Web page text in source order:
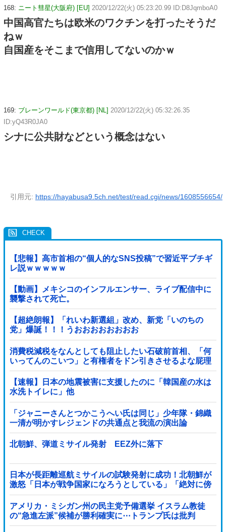
168: ニート彗星(大阪府) [EU] 2020/12/22(火) 05:23:20.99 ID:D8JqmboA0
中国高官たちは欧米のワクチンを打ったそうだ
ねｗ
自国産をそこまで信用してないのかｗ
169: ブレーンワールド(東京都) [NL] 2020/12/22(火) 05:32:26.35
ID:yQ43R0JA0
シナに公共財などという概念はない
引用元: https://hayabusa9.5ch.net/test/read.cgi/news/1608556654/
【悲報】高市首相の“個人的なSNS投稿”で習近平ブチギ
レ説ｗｗｗｗｗ
【動画】メキシコのインフルエンサー、ライブ配信中に
襲撃されて死亡。
【超絶朗報】「れいわ新選組」改め、新党「いのちの
党」爆誕！！！うおおおおおおおお
消費税減税をなんとしても阻止したい石破前首相、「何
いってんのこいつ」と有権者をドン引きさせるよな屁理
屈を……
【速報】日本の地震被害に支援したのに「韓国産の水は
水洗トイレに」他
「ジャニーさんとつかこうへい氏は同じ」少年隊・錦織
一清が明かすレジェンドの共通点と我流の演出論
北朝鮮、弾道ミサイル発射 EEZ外に落下
日本が長距離巡航ミサイルの試験発射に成功！北朝鮮が
激怒「日本が戦争国家になろうとしている」「絶対に傍
観しない、必ず後悔させる」
アメリカ・ミシガン州の民主党予備選挙 イスラム教徒
の“急進左派”候補が勝利確実に⋯トランプ氏は批判